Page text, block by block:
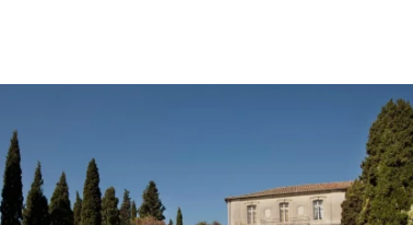
avec plan d’eau et nénuphars, © Mairie Villeneuve lez Avignon